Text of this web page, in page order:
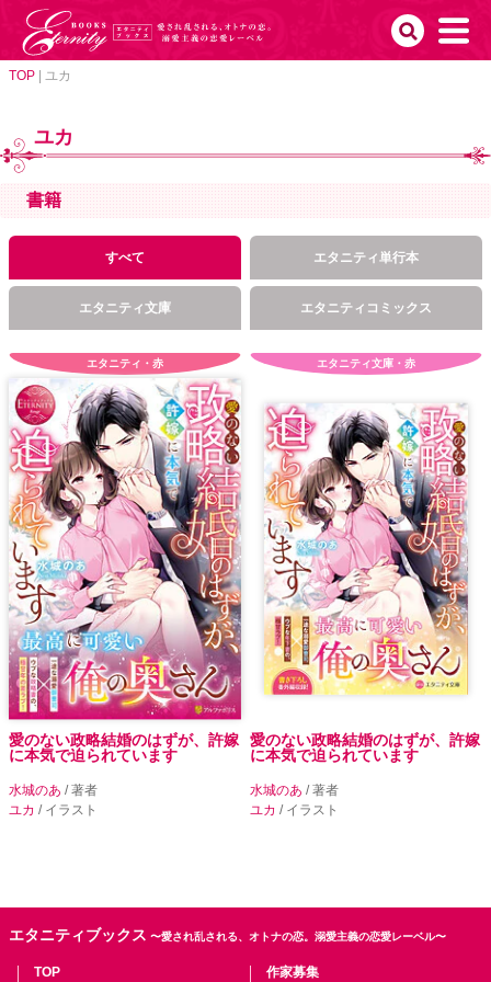
TOP ユカ
ユカ
書籍
すべて エタニティ単行本
エタニティ文庫 エタニティコミックス
エタニティ・赤
愛のない政略結婚のはずが、許嫁
に本気で迫られています
水城のあ / 著者
ユカ / イラスト
エタニティ文庫・赤
愛のない政略結婚のはずが、許嫁
に本気で迫られています
水城のあ / 著者
ユカ / イラスト
エタニティブックス 〜愛され乱される、オトナの恋。溺愛主義の恋愛レーベル〜
TOP 作家募集